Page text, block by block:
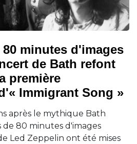
minutes d'images
de Bath refont
première
Immigrant Song »
après le mythique Bath
de 80 minutes d'images
Led Zeppelin ont été mises